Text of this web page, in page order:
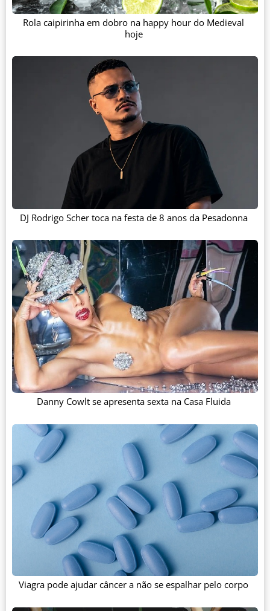
Rola caipirinha em dobro na happy hour do Medieval
hoje
DJ Rodrigo Scher toca na festa de 8 anos da Pesadonna
Danny Cowlt se apresenta sexta na Casa Fluida
Viagra pode ajudar câncer a não se espalhar pelo corpo